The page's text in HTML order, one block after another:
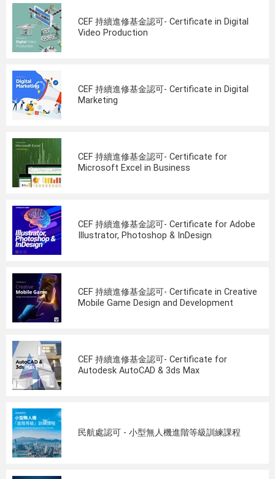
CEF 持續進修基金認可- Certificate in Digital
Video Production
CEF 持續進修基金認可- Certificate in Digital
Marketing
CEF 持續進修基金認可- Certificate for
Microsoft Excel in Business
CEF 持續進修基金認可- Certificate for Adobe
Illustrator, Photoshop & InDesign
CEF 持續進修基金認可- Certificate in Creative
Mobile Game Design and Development
CEF 持續進修基金認可- Certificate for
Autodesk AutoCAD & 3ds Max
民航處認可 - 小型無人機進階等級訓練課程